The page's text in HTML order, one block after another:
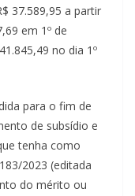
37.589,95 a partir
em 1º de
no dia 1º
para o fim de
de subsídio e
tenha como
2023 (editada
do mérito ou